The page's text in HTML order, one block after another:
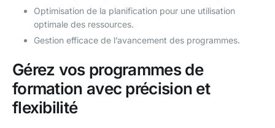
Optimisation de la planification pour une utilisation
optimale des ressources.
Gestion efficace de l’avancement des programmes.
Gérez vos programmes de
formation avec précision et
flexibilité